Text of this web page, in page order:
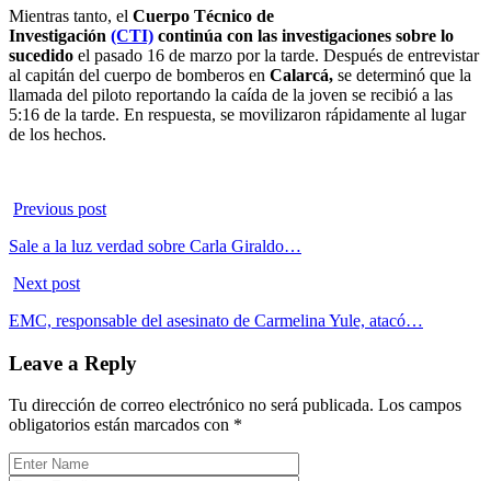
Mientras tanto, el Cuerpo Técnico de
Investigación (CTI) continúa con las investigaciones sobre lo
sucedido el pasado 16 de marzo por la tarde. Después de entrevistar
al capitán del cuerpo de bomberos en Calarcá, se determinó que la
llamada del piloto reportando la caída de la joven se recibió a las
5:16 de la tarde. En respuesta, se movilizaron rápidamente al lugar
de los hechos.
Previous post
Sale a la luz verdad sobre Carla Giraldo…
Next post
EMC, responsable del asesinato de Carmelina Yule, atacó…
Leave a Reply
Tu dirección de correo electrónico no será publicada. Los campos
obligatorios están marcados con *